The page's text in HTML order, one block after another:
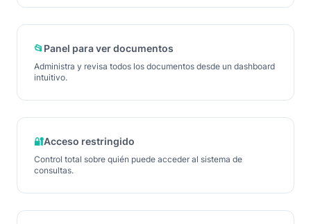
📂 Panel para ver documentos
Administra y revisa todos los documentos desde un dashboard
intuitivo.
🔐Acceso restringido
Control total sobre quién puede acceder al sistema de
consultas.